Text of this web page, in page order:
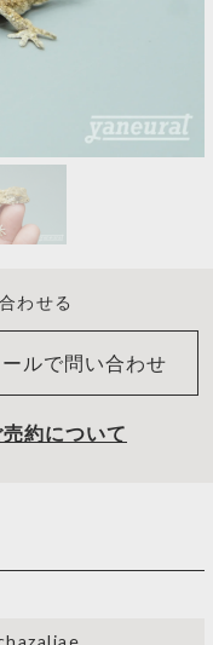
わせる
ールで問い合わせ
約について